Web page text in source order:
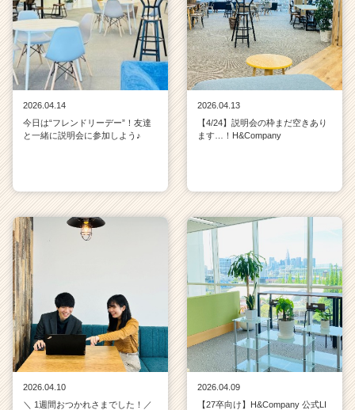
2026.04.14
今日は“フレンドリーデー”！友達
と一緒に説明会に参加しよう♪
2026.04.13
【4/24】説明会の枠まだ空きあり
ます…！H&Company
2026.04.10
＼ 1週間おつかれさまでした！／
2026.04.09
【27卒向け】H&Company 公式LI